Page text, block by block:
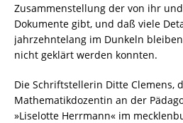
Zusammenstellung der von ihr
Dokumente gibt, und daß viele
jahrzehntelang im Dunkeln
nicht geklärt werden konnten.
Die Schriftstellerin Ditte Clemens,
Mathematikdozentin an der
»Liselotte Herrmann« im